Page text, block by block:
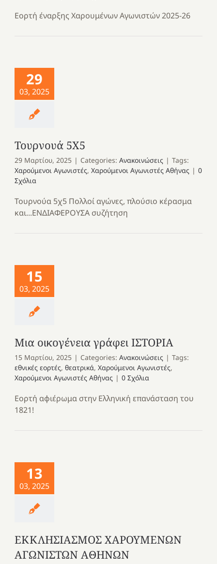
Εορτή έναρξης Χαρουμένων Αγωνιστών 2025-26
29
03, 2025
Τουρνουά 5Χ5
29 Μαρτίου, 2025 | Categories: Ανακοινώσεις | Tags:
Χαρούμενοι Αγωνιστές, Χαρούμενοι Αγωνιστές Αθήνας | 0
Σχόλια
Τουρνούα 5χ5 Πολλοί αγώνες, πλούσιο κέρασμα
και...ΕΝΔΙΑΦΕΡΟΥΣΑ συζήτηση
15
03, 2025
Μια οικογένεια γράφει ΙΣΤΟΡΙΑ
15 Μαρτίου, 2025 | Categories: Ανακοινώσεις | Tags:
εθνικές εορτές, θεατρικά, Χαρούμενοι Αγωνιστές,
Χαρούμενοι Αγωνιστές Αθήνας | 0 Σχόλια
Εορτή αφιέρωμα στην Ελληνική επανάσταση του
1821!
13
03, 2025
ΕΚΚΛΗΣΙΑΣΜΟΣ ΧΑΡΟΥΜΕΝΩΝ
ΑΓΩΝΙΣΤΩΝ ΑΘΗΝΩΝ